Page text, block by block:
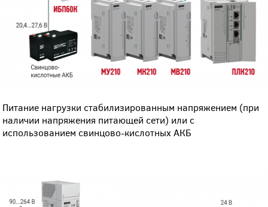
Питание нагрузки стабилизированным напряжением (при
наличии напряжения питающей сети) или с
использованием свинцово-кислотных АКБ